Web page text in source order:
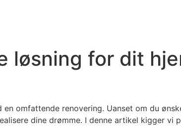
løsning for dit
omfattende renovering. Uanset om du
dine drømme. I denne artikel kigger vi